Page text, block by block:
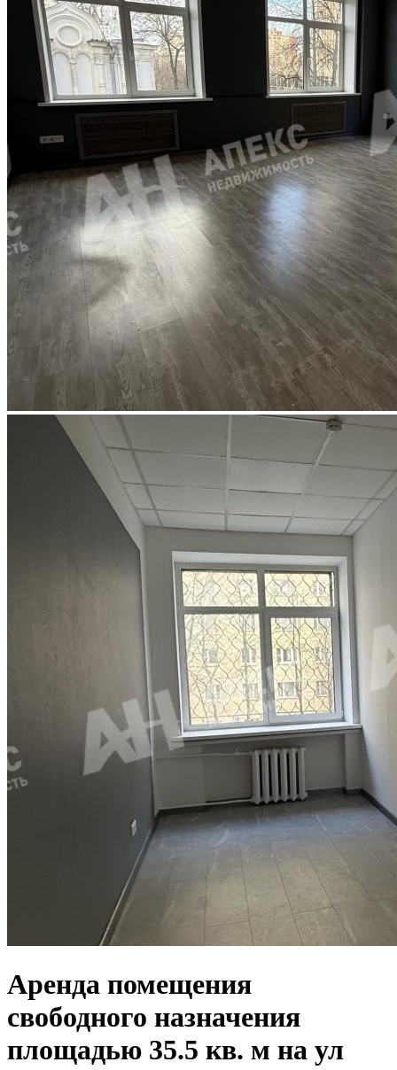
Аренда помещения
свободного назначения
площадью 35.5 кв. м на ул